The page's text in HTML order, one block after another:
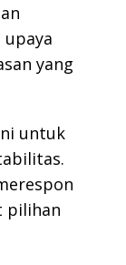
yang
untuk
pilihan